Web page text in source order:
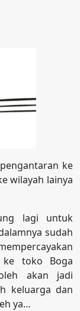
ke
wilayah lainya
lagi untuk
sudah
toko Boga
akan jadi
keluarga dan
ya…